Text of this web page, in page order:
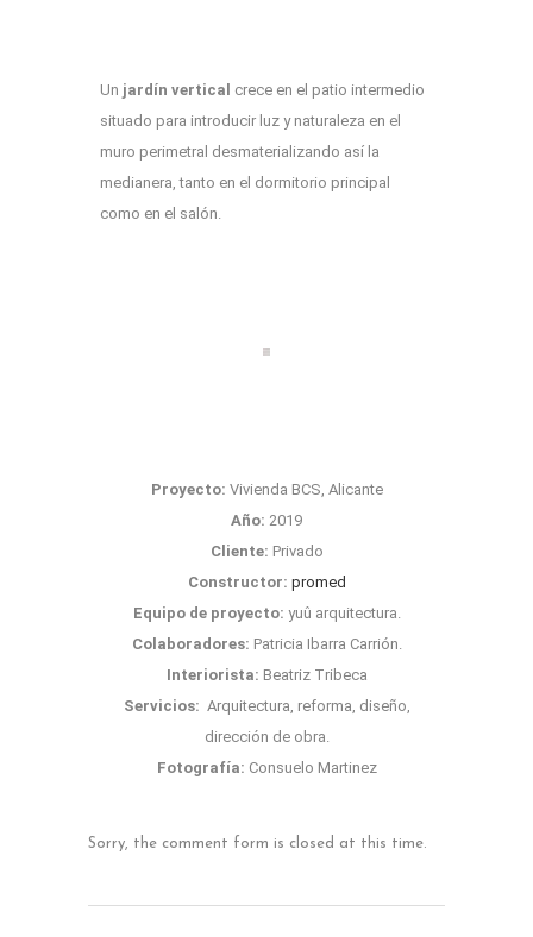
Un jardín vertical crece en el patio intermedio
situado para introducir luz y naturaleza en el
muro perimetral desmaterializando así la
medianera, tanto en el dormitorio principal
como en el salón.
Proyecto: Vivienda BCS, Alicante
Año: 2019
Cliente: Privado
Constructor: promed
Equipo de proyecto: yuû arquitectura.
Colaboradores: Patricia Ibarra Carrión.
Interiorista: Beatriz Tribeca
Servicios: Arquitectura, reforma, diseño,
dirección de obra.
Fotografía: Consuelo Martinez
Sorry, the comment form is closed at this time.